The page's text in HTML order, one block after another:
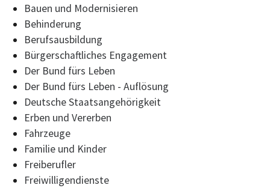
Bauen und Modernisieren
Behinderung
Berufsausbildung
Bürgerschaftliches Engagement
Der Bund fürs Leben
Der Bund fürs Leben - Auflösung
Deutsche Staatsangehörigkeit
Erben und Vererben
Fahrzeuge
Familie und Kinder
Freiberufler
Freiwilligendienste